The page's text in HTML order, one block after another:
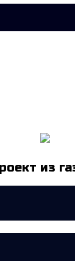
из